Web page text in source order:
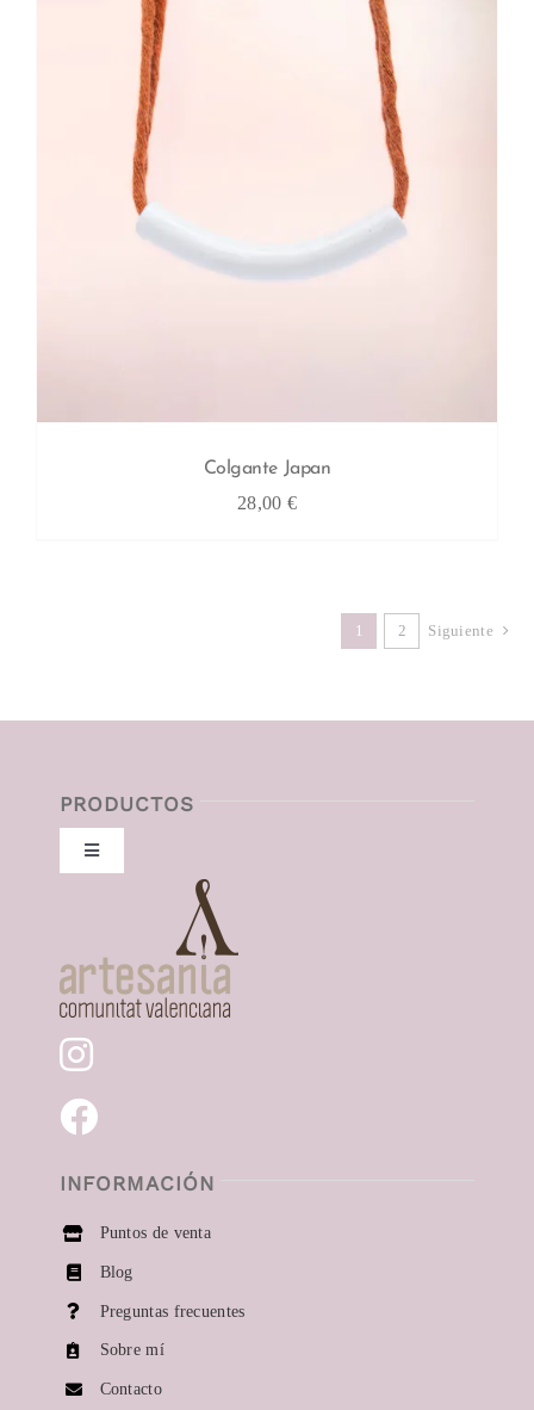
Colgante Japan
28,00 €
1 2 Siguiente
PRODUCTOS
Toggle
Navigation
Pendientes
Anillos
INFORMACIÓN
Puntos de venta
Blog
Preguntas frecuentes
Sobre mí
Contacto